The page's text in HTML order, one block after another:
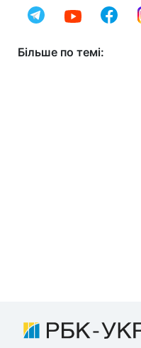
Більше по темі: